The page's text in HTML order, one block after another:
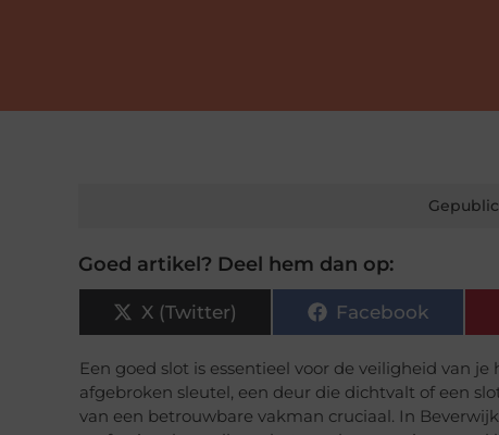
Goed artikel? Deel hem dan op:
X (Twitter) Facebook
Een goed slot is essentieel voor de veiligheid van
afgebroken sleutel, een deur die dichtvalt of een
van een betrouwbare vakman cruciaal. In